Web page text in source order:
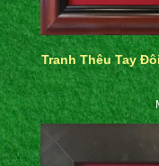
Tranh Thêu Tay